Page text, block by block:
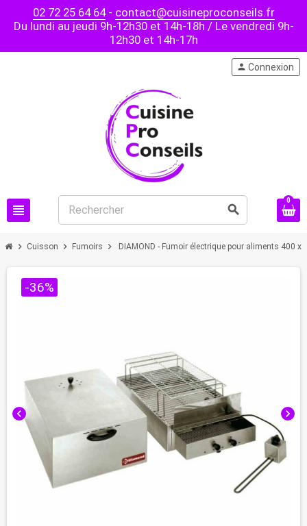
02 72 25 64 64- contact@cuisineproconseils.fr
Du lundi au jeudi 9h-12h30 et 14h-18h / Le vendredi 9h-
12h30 et 14h-17h
view_headline search
person Connexion
0
chevron_right Cuisson chevron_right Fumoirs chevron_right DIAMOND - Fumoir électrique pour aliments 400 x
chevron_left chevron_right
-36%